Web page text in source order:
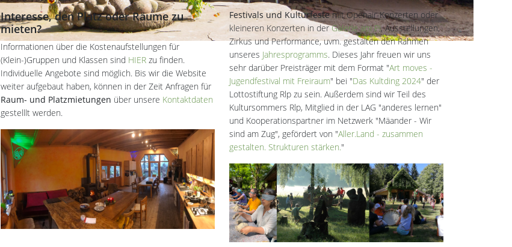
Interesse, den Platz oder Räume zu
mieten?
Informationen über die Kostenaufstellungen für
(Klein-)Gruppen und Klassen sind HIER zu finden.
Individuelle Angebote sind möglich. Bis wir die Website
weiter aufgebaut haben, können in der Zeit Anfragen für
Raum- und Platzmietungen über unsere Kontaktdaten
gestelllt werden.
Festivals und Kulturfestemit Openair-Konzerten oder
kleineren Konzerten in derGalerie am Pi, Ausstellungen,
Zirkus und Performance, uvm. gestalten den Rahmen
unseres Jahresprogramms. Dieses Jahr freuen wir uns
sehr darüber Preisträger mit dem Format "Art moves -
Jugendfestival mit Freiraum" bei "Das Kultding 2024" der
Lottostiftung Rlp zu sein. Außerdem sind wir Teil des
Kultursommers Rlp, Mitglied in der LAG "anderes lernen"
und Kooperationspartner im Netzwerk "Mäander - Wir
sind am Zug", gefördert von "Aller.Land - zusammen
gestalten. Strukturen stärken."